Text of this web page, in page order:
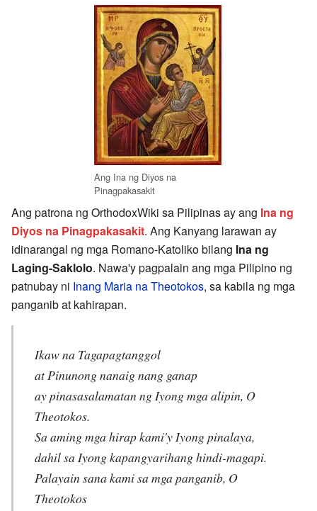
Ang Ina ng Diyos na
Pinagpakasakit
Ang patrona ng OrthodoxWiki sa Pilipinas ay ang Ina ng
Diyos na Pinagpakasakit. Ang Kanyang larawan ay
idinarangal ng mga Romano-Katoliko bilang Ina ng
Laging-Saklolo. Nawa'y pagpalain ang mga Pilipino ng
patnubay ni Inang Maria na Theotokos, sa kabila ng mga
panganib at kahirapan.
Ikaw na Tagapagtanggol
at Pinunong nanaig nang ganap
ay pinasasalamatan ng Iyong mga alipin, O
Theotokos.
Sa aming mga hirap kami'y Iyong pinalaya,
dahil sa Iyong kapangyarihang hindi-magapi.
Palayain sana kami sa mga panganib, O
Theotokos